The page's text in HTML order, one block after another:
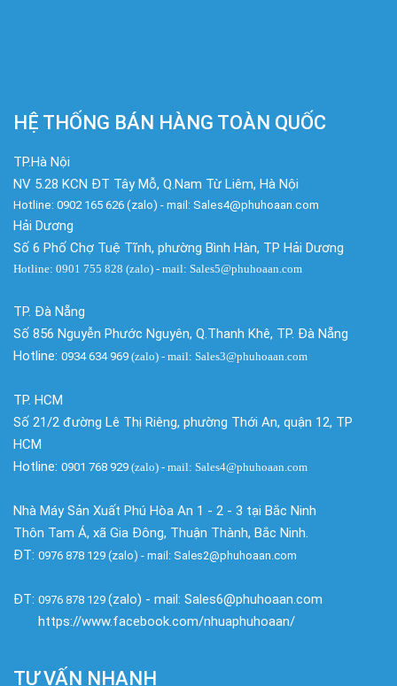
HỆ THỐNG BÁN HÀNG TOÀN QUỐC
TP.Hà Nội
NV 5.28 KCN ĐT Tây Mỗ, Q.Nam Từ Liêm, Hà Nội
Hotline: 0902 165 626 (zalo) - mail: Sales4@phuhoaan.com
Hải Dương
Số 6 Phố Chợ Tuệ Tĩnh, phường Bình Hàn, TP Hải Dương
Hotline: 0901 755 828 (zalo) - mail: Sales5@phuhoaan.com
TP. Đà Nẵng
Số 856 Nguyễn Phước Nguyên, Q.Thanh Khê, TP. Đà Nẵng
Hotline: 0934 634 969 (zalo) - mail: Sales3@phuhoaan.com
TP. HCM
Số 21/2 đường Lê Thị Riêng, phường Thới An, quận 12, TP
HCM
Hotline: 0901 768 929 (zalo) - mail: Sales4@phuhoaan.com
Nhà Máy Sản Xuất Phú Hòa An 1 - 2 - 3 tại Bắc Ninh
Thôn Tam Á, xã Gia Đông, Thuận Thành, Bắc Ninh.
ĐT: 0976 878 129 (zalo) - mail: Sales2@phuhoaan.com
ĐT: 0976 878 129 (zalo) - mail: Sales6@phuhoaan.com
https://www.facebook.com/nhuaphuhoaan/
TƯ VẤN NHANH